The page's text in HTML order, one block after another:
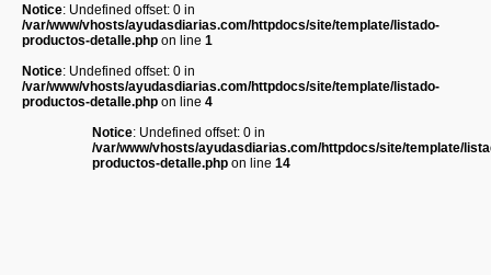
Notice: Undefined offset: 0 in
/var/www/vhosts/ayudasdiarias.com/httpdocs/site/template/listado-
productos-detalle.php on line 1
Notice: Undefined offset: 0 in
/var/www/vhosts/ayudasdiarias.com/httpdocs/site/template/listado-
productos-detalle.php on line 4
Notice: Undefined offset: 0 in
/var/www/vhosts/ayudasdiarias.com/httpdocs/site/template/
productos-detalle.php on line 14